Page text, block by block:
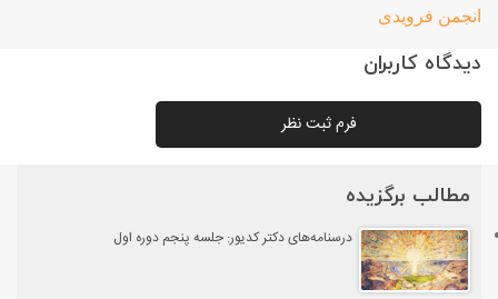
انجمن فرویدی
دیدگاه کاربران
فرم ثبت نظر
مطالب برگزیده
درسنامه‌های دکتر کدیور: جلسه پنجم دوره اول